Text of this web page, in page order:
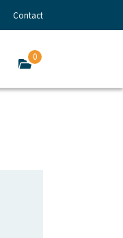
Contact
0